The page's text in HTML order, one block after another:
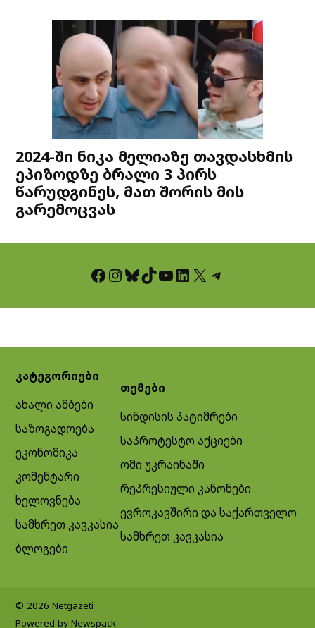
2024-ში ნიკა მელიაზე თავდასხმის
ეპიზოდზე ბრალი 3 პირს
წარუდგინეს, მათ შორის მის
გარემოცვას
Facebook InstagramBluesky TikTok YouTube LinkedIn X Telegram
კატეგორიები
ახალი ამბები
საზოგადოება
ეკონომიკა
კომენტარი
ხელოვნება
სამხრეთ კავკასია
ბლოგები
თემები
სინდისის პატიმრები
საპროტესტო აქციები
ომი უკრაინაში
რეპრესიული კანონები
ევროკავშირი და საქართველო
სამხრეთ კავკასია
© 2026 Netgazeti
Powered by Newspack